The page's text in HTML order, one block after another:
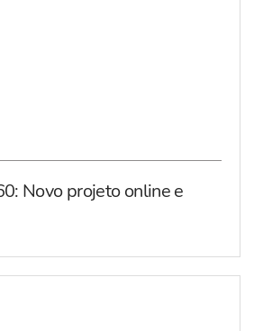
Novo projeto online e